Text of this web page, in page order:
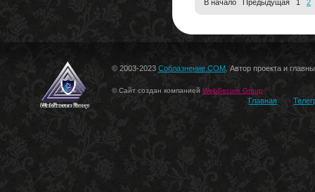
В начало Предыдущая 1 2
© 2003-2023 Соблазнение.COM . Автор проекта и
© Сайт создан компанией WebSecure Group
Главная